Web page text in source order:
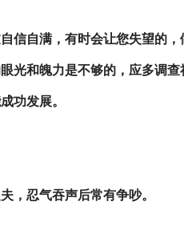
自满，有时会让您失望的
和魄力是不够的，应多调查
功发展。
，忍气吞声后常有争吵。